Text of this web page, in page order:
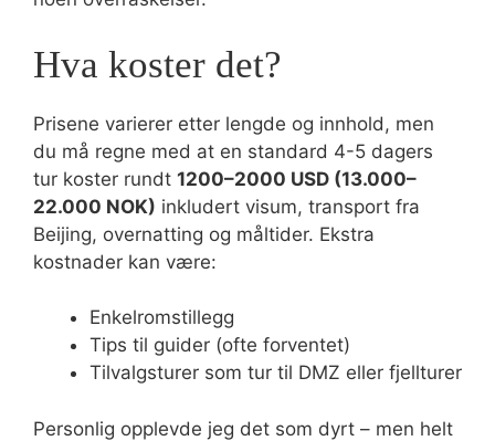
Hva koster det?
Prisene varierer etter lengde og innhold, men
du må regne med at en standard 4-5 dagers
tur koster rundt 1200–2000 USD (13.000–
22.000 NOK) inkludert visum, transport fra
Beijing, overnatting og måltider. Ekstra
kostnader kan være:
Enkelromstillegg
Tips til guider (ofte forventet)
Tilvalgsturer som tur til DMZ eller fjellturer
Personlig opplevde jeg det som dyrt – men helt